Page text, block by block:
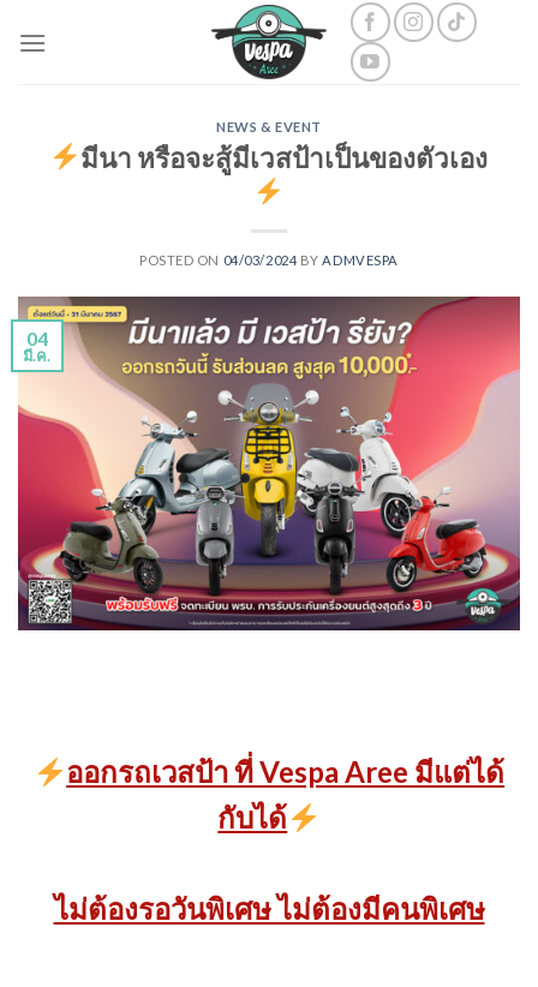
NEWS & EVENT
มีนา หรือจะสู้มีเวสป้าเป็นของตัวเอง
POSTED ON 04/03/2024 BY ADMVESPA
04
มี.ค.
ออกรถเวสป้า ที่ Vespa Aree มีแต่ได้
กับได้
ไม่ต้องรอวันพิเศษ ไม่ต้องมีคนพิเศษ